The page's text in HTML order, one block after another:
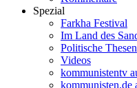
Spezial
Farkha Festival
Im Land des
Politische Thesen
Videos
kommunistentv
kommunisten.de